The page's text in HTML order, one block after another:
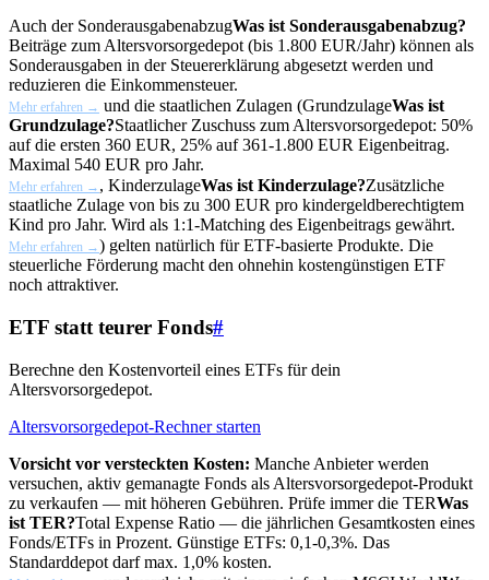
Auch der SonderausgabenabzugWas ist Sonderausgabenabzug?
Beiträge zum Altersvorsorgedepot (bis 1.800 EUR/Jahr) können als
Sonderausgaben in der Steuererklärung abgesetzt werden und
reduzieren die Einkommensteuer.
Mehr erfahren → und die staatlichen Zulagen (GrundzulageWas ist
Grundzulage?Staatlicher Zuschuss zum Altersvorsorgedepot: 50%
auf die ersten 360 EUR, 25% auf 361-1.800 EUR Eigenbeitrag.
Maximal 540 EUR pro Jahr.
Mehr erfahren → , KinderzulageWas ist Kinderzulage?Zusätzliche
staatliche Zulage von bis zu 300 EUR pro kindergeldberechtigtem
Kind pro Jahr. Wird als 1:1-Matching des Eigenbeitrags gewährt.
Mehr erfahren →) gelten natürlich für ETF-basierte Produkte. Die
steuerliche Förderung macht den ohnehin kostengünstigen ETF
noch attraktiver.
ETF statt teurer Fonds#
Berechne den Kostenvorteil eines ETFs für dein
Altersvorsorgedepot.
Altersvorsorgedepot-Rechner starten
Vorsicht vor versteckten Kosten: Manche Anbieter werden
versuchen, aktiv gemanagte Fonds als Altersvorsorgedepot-Produkt
zu verkaufen — mit höheren Gebühren. Prüfe immer die TERWas
ist TER?Total Expense Ratio — die jährlichen Gesamtkosten eines
Fonds/ETFs in Prozent. Günstige ETFs: 0,1-0,3%. Das
Standarddepot darf max. 1,0% kosten.